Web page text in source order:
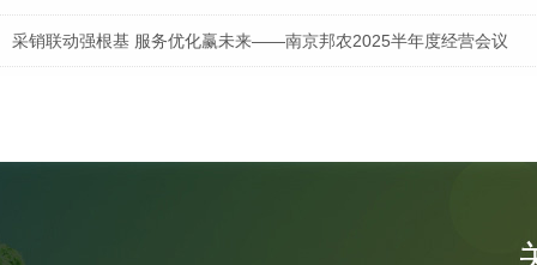
采销联动强根基 服务优化赢未来——南京邦农2025半年度经营会议